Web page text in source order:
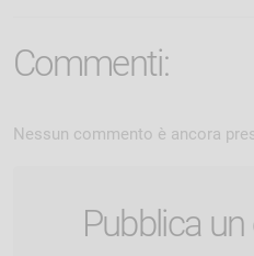
Commenti:
Nessun commento è ancora
Pubblica